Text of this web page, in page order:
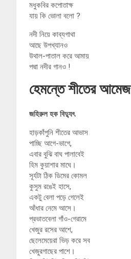
মধুকবির কপোতাক্ষ
যায় কি ভোলা বলো ?
নদী নিয়ে কাব্যগাথা
আছে উপখ্যানও
উথাল-পাতাল করে আমায়
পদ্মা নদীর গানও !
হেমন্তে শীতের আমেজ
জহিরুল হক বিদ্যুৎ
হাড়কাঁপুনি শীতের আভাস
পাচ্ছি আগে-ভাগে,
এবার বুঝি বাঘ পালাবেই
হিম কুয়াশার মাঘে।
সূর্যটা ঠিক ডিমের কোমল
কুসুম রঙেই হাসে,
একটু বেলা পড়ে গেলেই
আঁধার নেমে আসে।
প্রভাতবেলা গাঁও-গেরামে
খেজুর রসের আশে,
ছেলেমেয়েরা ভিড় করে সব
খেজুরগাছের পাশে।